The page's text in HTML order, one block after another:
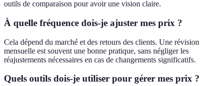
outils de comparaison pour avoir une vision claire.
À quelle fréquence dois-je ajuster mes prix ?
Cela dépend du marché et des retours des clients. Une révision
mensuelle est souvent une bonne pratique, sans négliger les
réajustements nécessaires en cas de changements significatifs.
Quels outils dois-je utiliser pour gérer mes prix ?